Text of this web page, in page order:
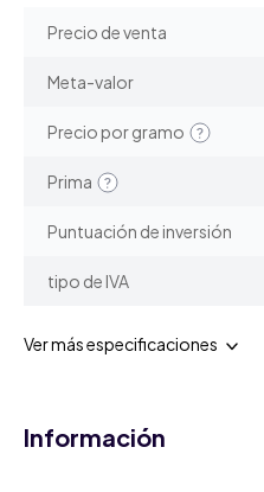
Precio de venta
Meta-valor
Precio por gramo
Prima
Puntuación de inversión
tipo de IVA
Ver más especificaciones
Información